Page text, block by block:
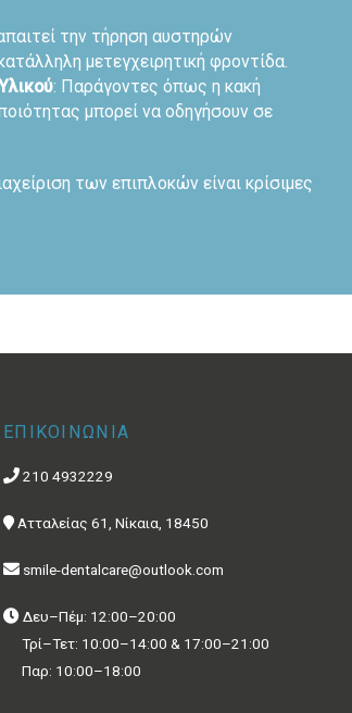
την τήρηση αυστηρών
μετεγχειρητική φροντίδα.
: Παράγοντες όπως η κακή
μπορεί να οδηγήσουν σε
των επιπλοκών είναι κρίσιμες
ΕΠΙΚΟΙΝΩΝΙΑ
210 4932229
Ατταλείας 61, Νίκαια, 18450
smile-dentalcare@outlook.com
Δευ–Πέμ: 12:00–20:00
Τρί–Τετ: 10:00–14:00 & 17:00–21:00
Παρ: 10:00–18:00